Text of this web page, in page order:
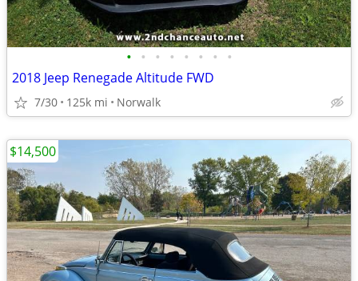
• • • • • • • •
2018 Jeep Renegade Altitude FWD
7/30 125k mi Norwalk
$14,500